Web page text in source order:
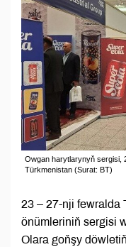
Owgan harytlarynyň sergisi,
Türkmenistan (Surat: BT)
23 – 27-nji fewralda
önümleriniň sergisi
Olara goňşy